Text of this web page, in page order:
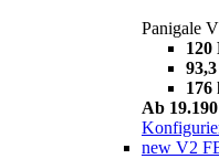
Panigale
120
176
Ab
new V2